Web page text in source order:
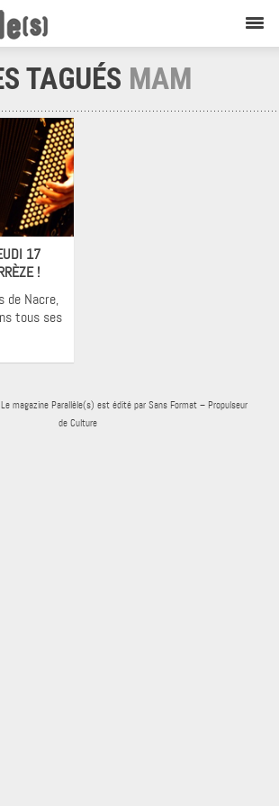
TAGUÉS MAM
17
!
de Nacre,
tous ses
magazine Parallèle(s) est édité par Sans Format – Propulseur
de Culture